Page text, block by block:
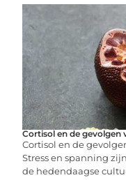
Cortisol en de gevolgen
Cortisol en de
Stress en spanning
de hedendaagse